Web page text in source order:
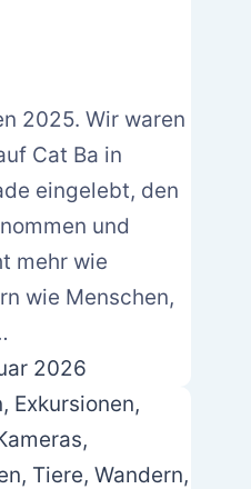
2025. Wir waren
Cat Ba in
eingelebt, den
und
mehr wie
wie Menschen,
2026
, Exkursionen,
,
, Tiere, Wandern,